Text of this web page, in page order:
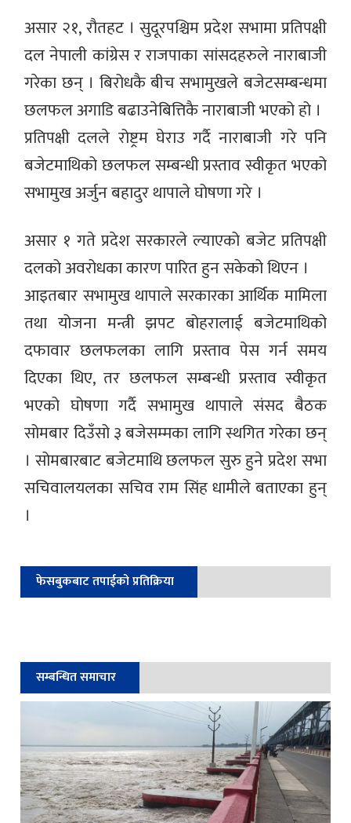
असार २१, रौतहट । सुदूरपश्चिम प्रदेश सभामा प्रतिपक्षी
दल नेपाली कांग्रेस र राजपाका सांसदहरुले नाराबाजी
गरेका छन् । बिरोधकै बीच सभामुखले बजेटसम्बन्धमा
छलफल अगाडि बढाउनेबित्तिकै नाराबाजी भएको हो ।
प्रतिपक्षी दलले रोष्ट्रम घेराउ गर्दै नाराबाजी गरे पनि
बजेटमाथिको छलफल सम्बन्धी प्रस्ताव स्वीकृत भएको
सभामुख अर्जुन बहादुर थापाले घोषणा गरे ।
असार १ गते प्रदेश सरकारले ल्याएको बजेट प्रतिपक्षी
दलको अवरोधका कारण पारित हुन सकेको थिएन ।
आइतबार सभामुख थापाले सरकारका आर्थिक मामिला
तथा योजना मन्त्री झपट बोहरालाई बजेटमाथिको
दफावार छलफलका लागि प्रस्ताव पेस गर्न समय
दिएका थिए, तर छलफल सम्बन्धी प्रस्ताव स्वीकृत
भएको घोषणा गर्दै सभामुख थापाले संसद बैठक
सोमबार दिउँसो ३ बजेसम्मका लागि स्थगित गरेका छन्
। सोमबारबाट बजेटमाथि छलफल सुरु हुने प्रदेश सभा
सचिवालयलका सचिव राम सिंह धामीले बताएका हुन्
।
फेसबुकबाट तपाईको प्रतिक्रिया
सम्बन्धित समाचार